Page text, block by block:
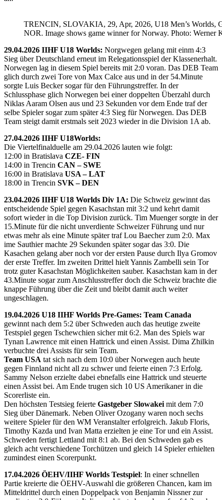
TRENCIN, SLOVAKIA, 29, Apr, 2026, U18 Men’s Worlds,
NOR. Image shows game winner for Norway. Photo: Werner
29.04.2026 IIHF U18 Worlds: Norgwegen gelang mit einm 4:3
Sieg über Deutschland erneut im Relegationsspiel der Klassenerhalt.
Norwegen lag in diesem Spiel bereits mit 2:0 voran. Das DEB Team
glich durch zwei Tore von Max Calce aus und in der 54.Minute
sorgte Luis Becker sogar für den Führungstreffer. In der
Schlussphase glich Norwegen bei einer doppelten Überzahl durch
Niklas Aaram Olsen aus und 23 Sekunden vor dem Ende traf der
selbe Spieler sogar zum später 4:3 Sieg für Norwegen. Das DEB
Team steigt damit erstmals seit 2023 wieder in die Division 1A ab.
27.04.2026 IIHF U18Worlds:
Die Viertelfinalduelle am 29.04.2026 lauten wie folgt:
12:00 in Bratislava CZE- FIN
14:00 in Trencin CAN – SWE
16:00 in Bratislava USA – LAT
18:00 in Trencin SVK – DEN
23.04.2026 IIHF U18 Worlds Div 1A: Die Schweiz gewinnt das
entscheidende Spiel gegen Kasachstan mit 3:2 und kehrt damit
sofort wieder in die Top Division zurück. Tim Muenger sorgte in der
15.Minute für die nicht unverdiente Schweizer Führung und nur
etwas mehr als eine Minute später traf Lou Baecher zum 2:0. Max
ime Sauthier machte 29 Sekunden später sogar das 3:0. Die
Kasachen gelang aber noch vor der ersten Pause durch Ilya Gromov
der erste Treffer. Im zweiten Drittel hielt Yannis Zambelli sein Tor
trotz guter Kasachstan Möglichkeiten sauber. Kasachstan kam in der
43.Minute sogar zum Anschlusstreffer doch die Schweiz brachte die
knappe Führung über die Zeit und bleibt damit auch weiter
ungeschlagen.
19.04.2026 U18 IIHF Worlds Pre-Games: Team Canada
gewinnt nach dem 5:2 über Schweden auch das heutige zweite
Testspiel gegen Tschewchien sicher mit 6:2. Man des Spiels war
Tynan Lawrence mit einen Hattrick und einen Assist. Dima Zhilkin
verbuchte drei Assists für sein Team.
Team USA tat sich nach dem 10:0 über Norwegen auch heute
gegen Finnland nicht all zu schwer und feierte einen 7:3 Erfolg.
Sammy Nelson erzielte dabei ebnefalls eine Hattrick und steuerte
einen Assist bei. Am Ende trugen sich 10 US Amerikaner in die
Scorerliste ein.
Den höchsten Testsieg feierte Gastgeber Slowakei mit dem 7:0
Sieg über Dänemark. Neben Oliver Ozogany waren noch sechs
weitere Spieler für den WM Veranstalter erfolgreich. Jakub Floris,
Timothy Kazda und Ivan Matta erzielten je eine Tor und ein Assist.
Schweden fertigt Lettland mit 8:1 ab. Bei den Schweden gab es
gleich acht verschiedene Torchützen und gleich 14 Spieler erhielten
zumindest einen Scorerpunkt.
17.04.2026 ÖEHV/IIHF Worlds Testspiel: In einer schnellen
Partie kreierte die ÖEHV-Auswahl die größeren Chancen, kam im
Mitteldrittel durch einen Doppelpack von Benjamin Nissner zur